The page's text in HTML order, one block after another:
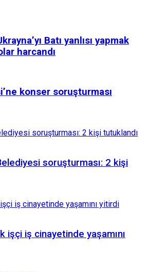
Batı yanlısı yapmak
harcandı
konser soruşturması
soruşturması: 2 kişi
işçi iş cinayetinde yaşamını